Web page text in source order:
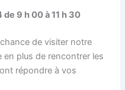
9 h 00 à 11 h 30
de visiter notre
en plus de rencontrer les
répondre à vos